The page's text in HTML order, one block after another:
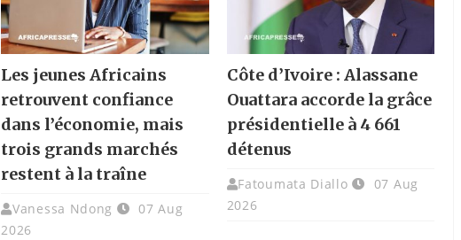
Les jeunes Africains
retrouvent confiance
dans l’économie, mais
trois grands marchés
restent à la traîne
Vanessa Ndong
07 Aug
2026
Côte d’Ivoire : Alassane
Ouattara accorde la grâce
présidentielle à 4 661
détenus
Fatoumata Diallo
07 Aug
2026